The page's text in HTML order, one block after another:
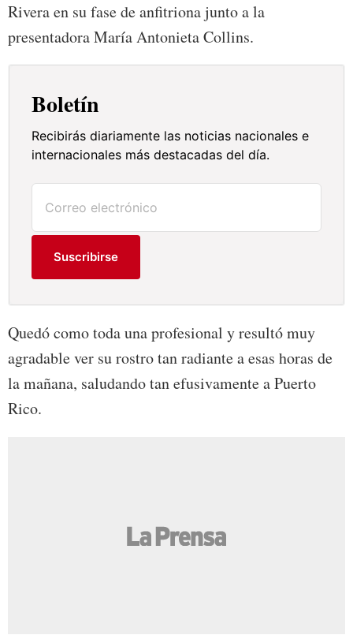
Rivera en su fase de anfitriona junto a la
presentadora María Antonieta Collins.
Boletín
Recibirás diariamente las noticias nacionales e
internacionales más destacadas del día.
Suscribirse
Quedó como toda una profesional y resultó muy
agradable ver su rostro tan radiante a esas horas de
la mañana, saludando tan efusivamente a Puerto
Rico.